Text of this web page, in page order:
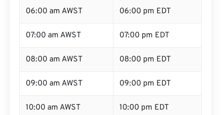
06:00 am AWST 06:00 pm EDT
07:00 am AWST 07:00 pm EDT
08:00 am AWST 08:00 pm EDT
09:00 am AWST 09:00 pm EDT
10:00 am AWST 10:00 pm EDT